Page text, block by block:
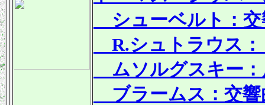
シューベルト：交
R.シュトラウス：
ムソルグスキー：
ブラームス：交響